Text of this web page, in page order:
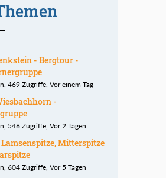
- Bergtour -
469 Zugriffe, Vor einem Tag
-
546 Zugriffe, Vor 2 Tagen
Mitterspitze
604 Zugriffe, Vor 5 Tagen